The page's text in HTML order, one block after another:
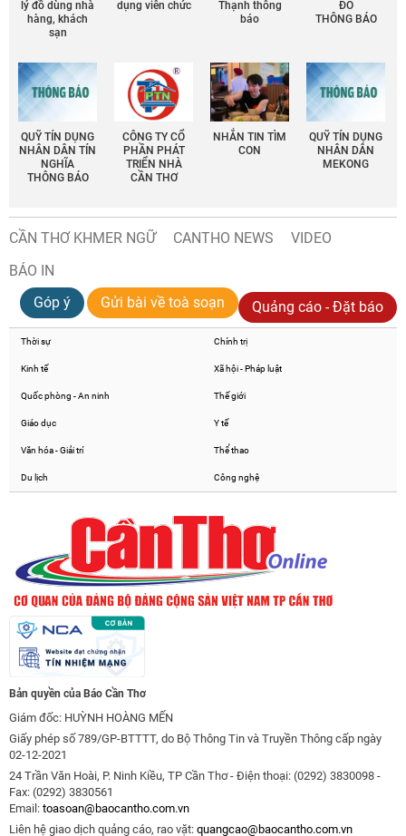
lý đồ dùng nhà
hàng, khách
sạn
dụng viên chức
Thạnh thông
báo
ĐÔ
THÔNG BÁO
QUỸ TÍN DỤNG
NHÂN DÂN TÍN
NGHĨA
THÔNG BÁO
CÔNG TY CỔ
PHẦN PHÁT
TRIỂN NHÀ
CẦN THƠ
NHẮN TIN TÌM
CON
QUỸ TÍN DỤNG
NHÂN DÂN
MEKONG
CẦN THƠ KHMER NGỮ CANTHO NEWS
VIDEO
BÁO IN
Góp ý
Gửi bài về toà soạn Quảng cáo - Đặt báo
Thời sự Chính trị
Kinh tế Xã hội - Pháp luật
Quốc phòng - An ninh Thế giới
Giáo dục Y tế
Văn hóa - Giải trí Thể thao
Du lịch Công nghệ
Bản quyền của Báo Cần Thơ
Giám đốc: HUỲNH HOÀNG MẾN
Giấy phép số 789/GP-BTTTT, do Bộ Thông Tin và Truyền Thông cấp ngày
02-12-2021
24 Trần Văn Hoài, P. Ninh Kiều, TP Cần Thơ - Điện thoại: (0292) 3830098 -
Fax: (0292) 3830561
Email: toasoan@baocantho.com.vn
Liên hệ giao dịch quảng cáo, rao vặt: quangcao@baocantho.com.vn